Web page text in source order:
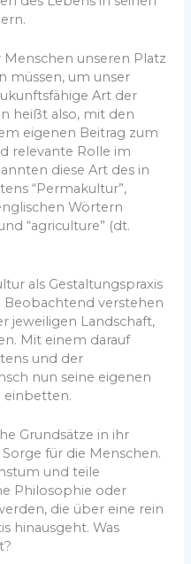
Menschen unseren Platz
müssen, um unser
Art der
heißt also, mit den
eigenen Beitrag zum
relevante Rolle im
diese Art des in
“Permakultur”,
Wörtern
“agriculture” (dt.
als Gestaltungspraxis
Beobachtend verstehen
jeweiligen Landschaft,
Mit einem darauf
und der
nun seine eigenen
einbetten.
Grundsätze in ihr
für die Menschen.
und teile
Philosophie oder
die über eine rein
hinausgeht. Was